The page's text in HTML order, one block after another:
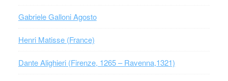
Gabriele Galloni Agosto
Henri Matisse (France)
Dante Alighieri (Firenze, 1265 – Ravenna,1321)